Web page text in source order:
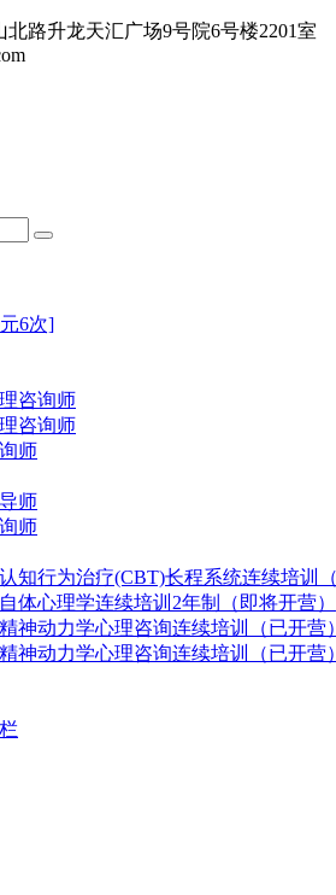
路升龙天汇广场9号院6号楼2201室
6次]
咨询师
咨询师
师
师
师
知行为治疗(CBT)长程系统连续培训
体心理学连续培训2年制（即将开营）
神动力学心理咨询连续培训（已开营）
神动力学心理咨询连续培训（已开营）